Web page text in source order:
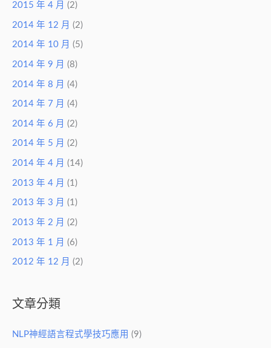
2015 年 4 月 (2)
2014 年 12 月 (2)
2014 年 10 月 (5)
2014 年 9 月 (8)
2014 年 8 月 (4)
2014 年 7 月 (4)
2014 年 6 月 (2)
2014 年 5 月 (2)
2014 年 4 月 (14)
2013 年 4 月 (1)
2013 年 3 月 (1)
2013 年 2 月 (2)
2013 年 1 月 (6)
2012 年 12 月 (2)
文章分類
NLP神經語言程式學技巧應用 (9)